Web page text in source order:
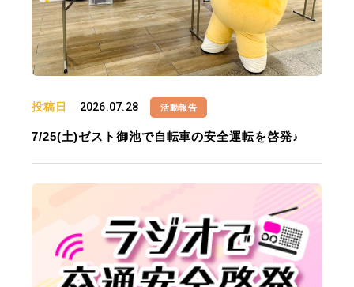
投稿日 2026.07.28 活動報告
7/25(土)ゼスト御池で自転車の安全運転を啓発♪